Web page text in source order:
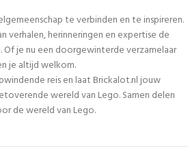
te verbinden en te inspireren.
verhalen, herinneringen en expertise de
je nu een doorgewinterde verzamelaar
je altijd welkom.
reis en laat Brickalot.nl jouw
wereld van Lego. Samen delen
de wereld van Lego.